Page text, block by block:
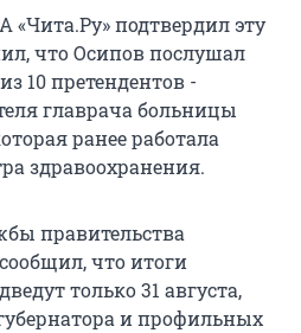
подтвердил эту
что Осипов послушал
10 претендентов -
главрача больницы
ранее работала
здравоохранения.
правительства
что итоги
только 31 августа,
и профильных